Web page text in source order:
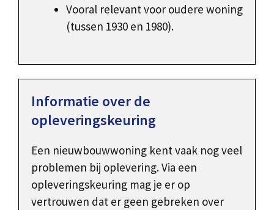
Vooral relevant voor oudere woning
(tussen 1930 en 1980).
Informatie over de
opleveringskeuring
Een nieuwbouwwoning kent vaak nog veel
problemen bij oplevering. Via een
opleveringskeuring mag je er op
vertrouwen dat er geen gebreken over